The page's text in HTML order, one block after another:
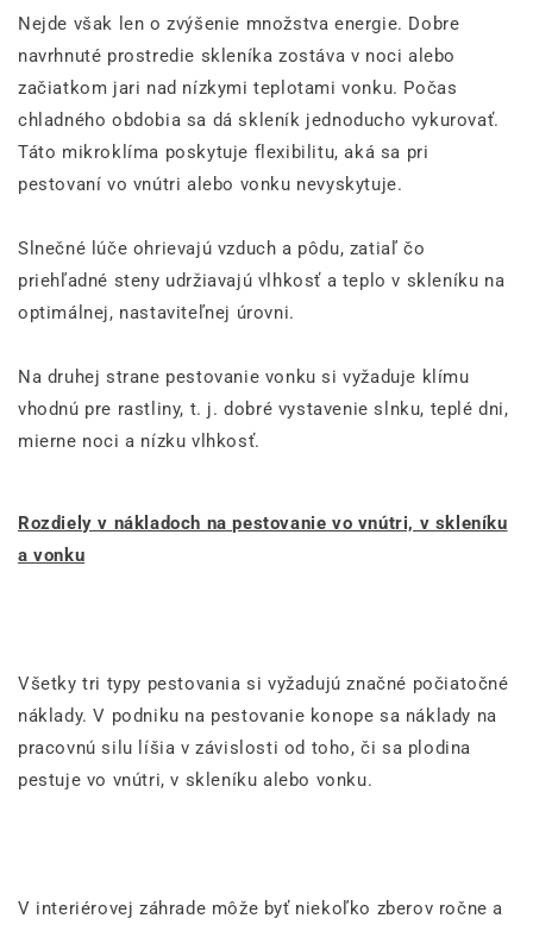
Nejde však len o zvýšenie množstva energie. Dobre
navrhnuté prostredie skleníka zostáva v noci alebo
začiatkom jari nad nízkymi teplotami vonku. Počas
chladného obdobia sa dá skleník jednoducho vykurovať.
Táto mikroklíma poskytuje flexibilitu, aká sa pri
pestovaní vo vnútri alebo vonku nevyskytuje.
Slnečné lúče ohrievajú vzduch a pôdu, zatiaľ čo
priehľadné steny udržiavajú vlhkosť a teplo v skleníku na
optimálnej, nastaviteľnej úrovni.
Na druhej strane pestovanie vonku si vyžaduje klímu
vhodnú pre rastliny, t. j. dobré vystavenie slnku, teplé dni,
mierne noci a nízku vlhkosť.
Rozdiely v nákladoch na pestovanie vo vnútri, v skleníku
a vonku
Všetky tri typy pestovania si vyžadujú značné počiatočné
náklady. V podniku na pestovanie konope sa náklady na
pracovnú silu líšia v závislosti od toho, či sa plodina
pestuje vo vnútri, v skleníku alebo vonku.
V interiérovej záhrade môže byť niekoľko zberov ročne a